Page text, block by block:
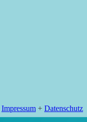
Impressum + Datenschutz